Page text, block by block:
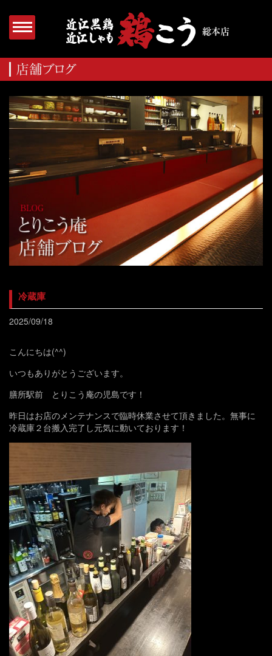
冷蔵庫
2025/09/18
こんにちは(^^)
いつもありがとうございます。
膳所駅前 とりこう庵の児島です！
昨日はお店のメンテナンスで臨時休業させて頂きました。無事に
冷蔵庫２台搬入完了し元気に動いております！